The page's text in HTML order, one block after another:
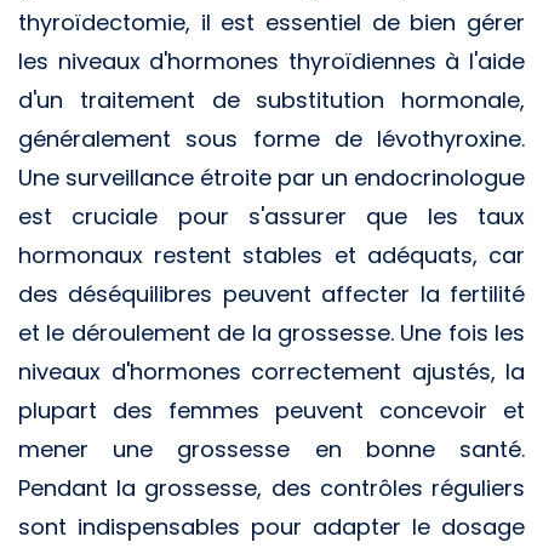
thyroïdectomie, il est essentiel de bien gérer
les niveaux d'hormones thyroïdiennes à l'aide
d'un traitement de substitution hormonale,
généralement sous forme de lévothyroxine.
Une surveillance étroite par un endocrinologue
est cruciale pour s'assurer que les taux
hormonaux restent stables et adéquats, car
des déséquilibres peuvent affecter la fertilité
et le déroulement de la grossesse. Une fois les
niveaux d'hormones correctement ajustés, la
plupart des femmes peuvent concevoir et
mener une grossesse en bonne santé.
Pendant la grossesse, des contrôles réguliers
sont indispensables pour adapter le dosage